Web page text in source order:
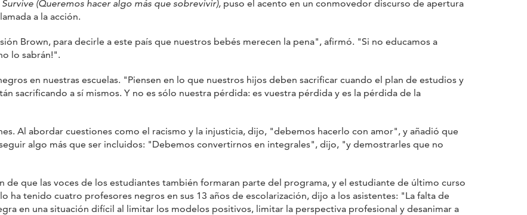
(Queremos hacer algo más que sobrevivir), puso el acento en un conmovedor discurso de apertura
a la acción.
para decirle a este país que nuestros bebés merecen la pena", afirmó. "Si no educamos a
lo sabrán!".
en nuestras escuelas. "Piensen en lo que nuestros hijos deben sacrificar cuando el plan de estudios y
sacrificando a sí mismos. Y no es sólo nuestra pérdida: es vuestra pérdida y es la pérdida de la
abordar cuestiones como el racismo y la injusticia, dijo, "debemos hacerlo con amor", y añadió que
algo más que ser incluidos: "Debemos convertirnos en integrales", dijo, "y demostrarles que no
de que las voces de los estudiantes también formaran parte del programa, y el estudiante de último curso
ha tenido cuatro profesores negros en sus 13 años de escolarización, dijo a los asistentes: "La falta de
en una situación difícil al limitar los modelos positivos, limitar la perspectiva profesional y desanimar a